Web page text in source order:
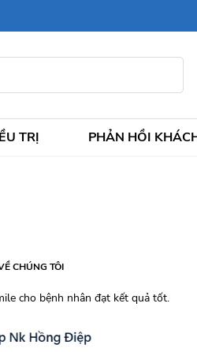
TRỊ PHẢN HỒI
CHÚNG TÔI
cho bệnh nhân đạt kết quả tốt.